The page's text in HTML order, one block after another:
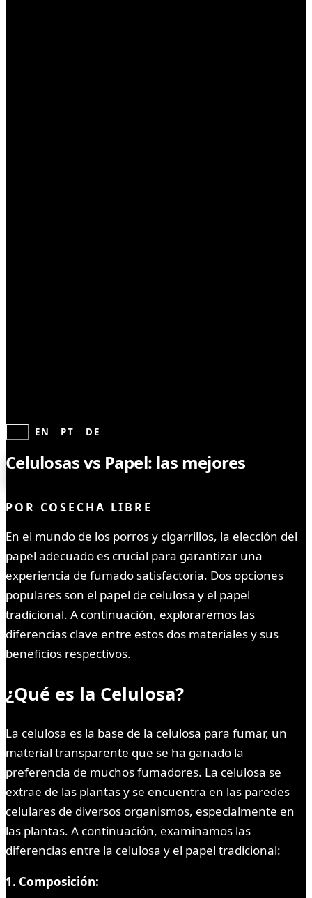
EN PT DE
Celulosas vs Papel: las mejores
POR COSECHA LIBRE
En el mundo de los porros y cigarrillos, la elección del
papel adecuado es crucial para garantizar una
experiencia de fumado satisfactoria. Dos opciones
populares son el papel de celulosa y el papel
tradicional. A continuación, exploraremos las
diferencias clave entre estos dos materiales y sus
beneficios respectivos.
¿Qué es la Celulosa?
La celulosa es la base de la celulosa para fumar, un
material transparente que se ha ganado la
preferencia de muchos fumadores. La celulosa se
extrae de las plantas y se encuentra en las paredes
celulares de diversos organismos, especialmente en
las plantas. A continuación, examinamos las
diferencias entre la celulosa y el papel tradicional:
1. Composición: